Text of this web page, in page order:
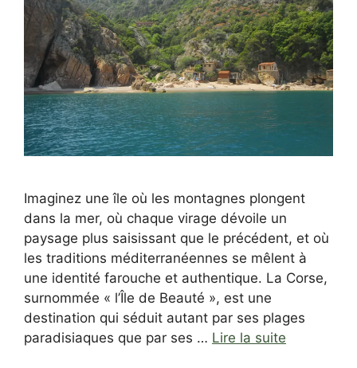
Imaginez une île où les montagnes plongent
dans la mer, où chaque virage dévoile un
paysage plus saisissant que le précédent, et où
les traditions méditerranéennes se mêlent à
une identité farouche et authentique. La Corse,
surnommée « l’Île de Beauté », est une
destination qui séduit autant par ses plages
paradisiaques que par ses … Lire la suite